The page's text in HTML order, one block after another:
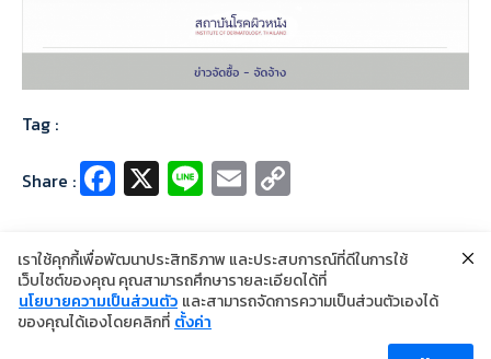
Tag :
Share : Fa
ce
b
o
o
X Li
n
e
E
m
ai
l
p
y
Li
©2024 Copyright Institute of Dermatology Thailand
นโยบายการคุ้มครองข้อมูลส่วนบุคคล
เราใช้คุกกี้เพื่อพัฒนาประสิทธิภาพ และประสบการณ์ที่ดีในการใช้
เว็บไซต์ของคุณ คุณสามารถศึกษารายละเอียดได้ที่
นโยบายความเป็นส่วนตัว และสามารถจัดการความเป็นส่วนตัวเองได้
ของคุณได้เองโดยคลิกที่ ตั้งค่า